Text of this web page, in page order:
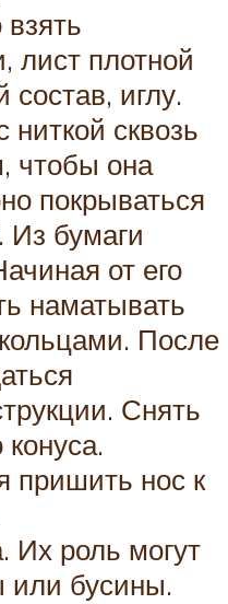
лист плотной
иглу.
ниткой сквозь
чтобы она
покрываться
Из бумаги
от его
наматывать
После
Снять
пришить нос к
Их роль могут
или бусины.